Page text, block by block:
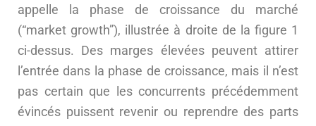
appelle la phase de croissance du marché
(“market growth”), illustrée à droite de la figure 1
ci-dessus. Des marges élevées peuvent attirer
l’entrée dans la phase de croissance, mais il n’est
pas certain que les concurrents précédemment
évincés puissent revenir ou reprendre des parts